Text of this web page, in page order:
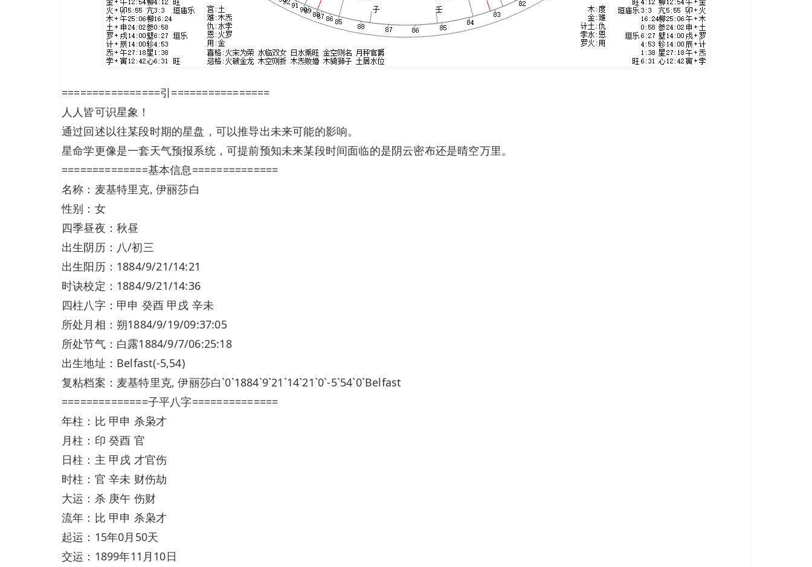
================引================
人人皆可识星象！
通过回述以往某段时期的星盘，可以推导出未来可能的影响。
星命学更像是一套天气预报系统，可提前预知未来某段时间面临的是阴云密布还是晴空万里。
==============基本信息==============
名称：麦基特里克, 伊丽莎白
性别：女
四季昼夜：秋昼
出生阴历：八/初三
出生阳历：1884/9/21/14:21
时诀校定：1884/9/21/14:36
四柱八字：甲申 癸酉 甲戌 辛未
所处月相：朔1884/9/19/09:37:05
所处节气：白露1884/9/7/06:25:18
出生地址：Belfast(-5,54)
复粘档案：麦基特里克, 伊丽莎白`0`1884`9`21`14`21`0`-5`54`0`Belfast
==============子平八字==============
年柱：比 甲申 杀枭才
月柱：印 癸酉 官
日柱：主 甲戌 才官伤
时柱：官 辛未 财伤劫
大运：杀 庚午 伤财
流年：比 甲申 杀枭才
起运：15年0月50天
交运：1899年11月10日